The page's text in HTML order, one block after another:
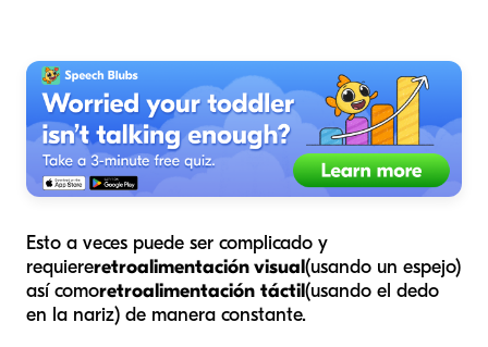
Esto a veces puede ser complicado y
requiereretroalimentación visual(usando un espejo)
así comoretroalimentación táctil(usando el dedo
en la nariz) de manera constante.